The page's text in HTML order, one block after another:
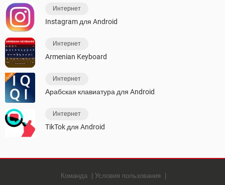
Интернет
Instagram для Android
Интернет
Armenian Keyboard
Интернет
Арабская клавиатура для Android
Интернет
TikTok для Android
Команда Условия пользования